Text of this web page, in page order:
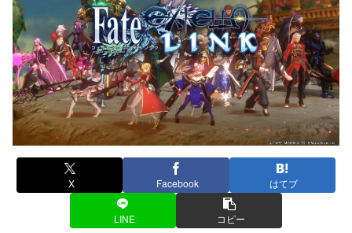
X Facebook はてブ
LINE コピー